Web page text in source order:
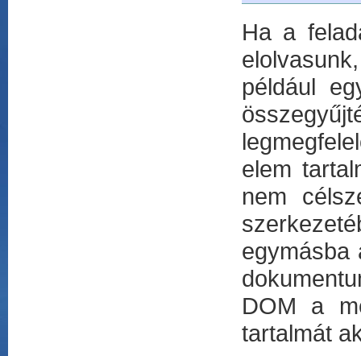
Ha a
például
elem
nem
egymásba
DOM a
tartalmát